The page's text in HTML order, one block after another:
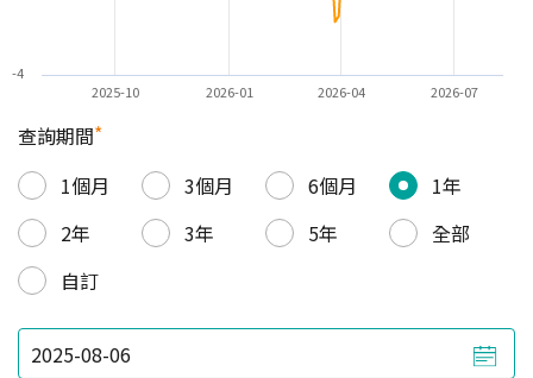
2025-10 2026-01 2026-04 2026-07
-4
查詢期間*
1個月
3個月 6個月
1年
2年
3年 5年
全部
自訂